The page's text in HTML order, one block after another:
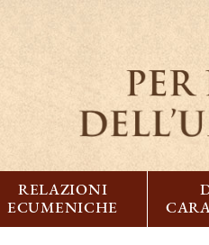
RELAZIONI
ECUMENICHE